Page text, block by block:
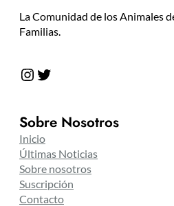
La Comunidad de los Animales
Familias.
Instagram Twitter
Sobre Nosotros
Inicio
Últimas Noticias
Sobre nosotros
Suscripción
Contacto